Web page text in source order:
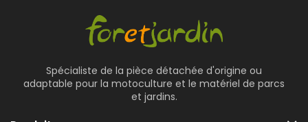
Spécialiste de la pièce détachée d'origine ou
adaptable pour la motoculture et le matériel de parcs
et jardins.